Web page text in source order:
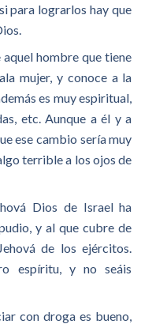
para lograrlos hay que
hombre que tiene
mujer, y conoce a la
es muy espiritual,
etc. Aunque a él y a
ese cambio sería muy
terrible a los ojos de
Dios de Israel ha
y al que cubre de
de los ejércitos.
espíritu, y no seáis
con droga es bueno,